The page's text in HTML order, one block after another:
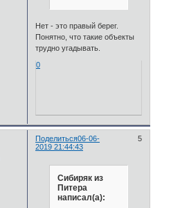
Нет - это правый берег.
Понятно, что такие объекты
трудно угадывать.
0
Поделиться 5
06-06-
2019 21:44:43
Сибиряк из
Питера
написал(а):